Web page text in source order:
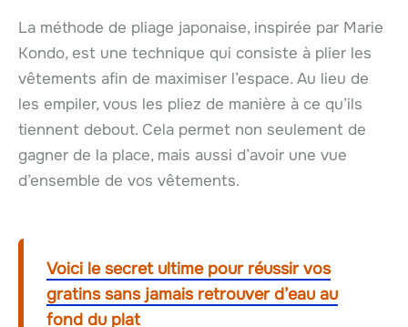
La méthode de pliage japonaise, inspirée par Marie
Kondo, est une technique qui consiste à plier les
vêtements afin de maximiser l’espace. Au lieu de
les empiler, vous les pliez de manière à ce qu’ils
tiennent debout. Cela permet non seulement de
gagner de la place, mais aussi d’avoir une vue
d’ensemble de vos vêtements.
Voici le secret ultime pour réussir vos
gratins sans jamais retrouver d’eau au
fond du plat